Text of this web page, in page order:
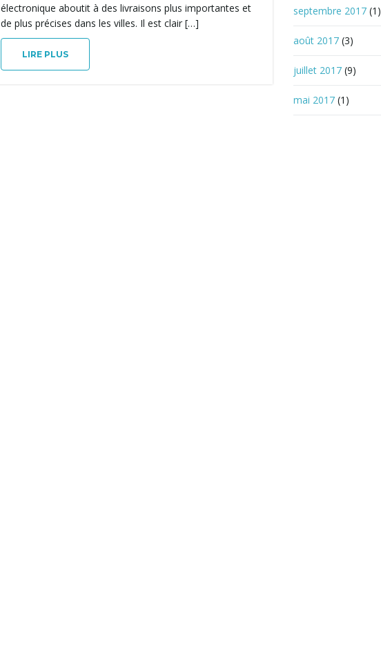
électronique aboutit à des livraisons plus importantes et
de plus précises dans les villes. Il est clair […]
LIRE PLUS
septembre 2017(1)
août 2017(3)
juillet 2017(9)
mai 2017(1)